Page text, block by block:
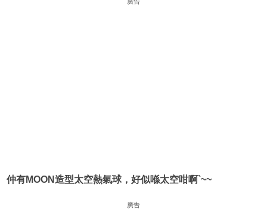
仲有MOON造型太空熱氣球，好似喺太空咁啊`~~
廣告